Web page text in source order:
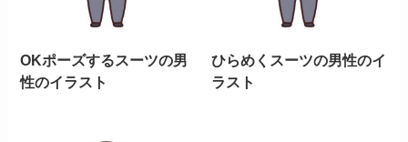
OKポーズするスーツの男
性のイラスト
ひらめくスーツの男性のイ
ラスト